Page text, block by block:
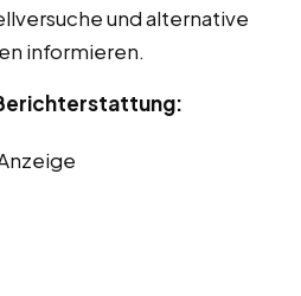
und alternative
informieren.